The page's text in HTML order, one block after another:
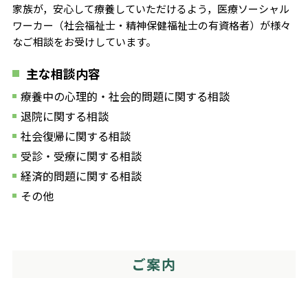
家族が，安心して療養していただけるよう，医療ソーシャル
ワーカー（社会福祉士・精神保健福祉士の有資格者）が様々
なご相談をお受けしています。
主な相談内容
療養中の心理的・社会的問題に関する相談
退院に関する相談
社会復帰に関する相談
受診・受療に関する相談
経済的問題に関する相談
その他
ご案内